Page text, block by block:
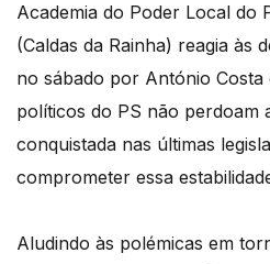
Academia do Poder Local do
(Caldas da Rainha) reagia às
no sábado por António Costa
políticos do PS não perdoam
conquistada nas últimas
comprometer essa
Aludindo às polémicas em